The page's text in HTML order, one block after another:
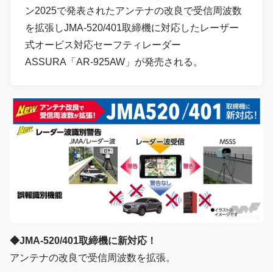
ン2025で発表されたアンテナの改良で受信周波数
を拡張しJMA-520/401取締機に対応したレーザー
式オービス対応セーフティレーダー
ASSURA「AR-925AW」が発売される。
◆JMA-520/401取締機に新対応！
アンテナの改良で受信周波数を拡張。